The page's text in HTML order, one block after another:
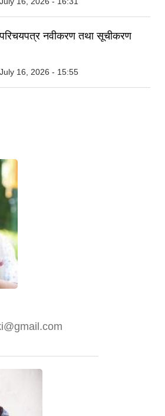
परिचयपत्र नवीकरण तथा सूचीकरण
16, 2026 - 15:55